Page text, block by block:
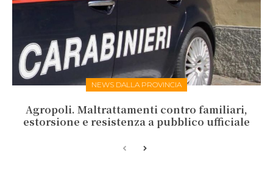
NEWS DALLA PROVINCIA
Agropoli. Maltrattamenti contro familiari,
estorsione e resistenza a pubblico ufficiale